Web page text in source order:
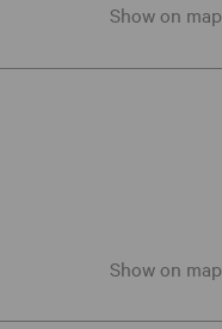
Show on map
Show on map